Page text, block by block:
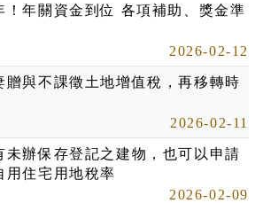
！年關資金到位 各項補助、獎金準
2026-02-12
贈與不課徵土地增值稅，再移轉時
2026-02-11
未辦保存登記之建物，也可以申請
用住宅用地稅率
2026-02-09